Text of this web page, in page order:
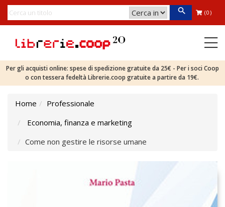
(0)
Per gli acquisti online: spese di spedizione gratuite da 25€ - Per i soci Coop
o con tessera fedeltà Librerie.coop gratuite a partire da 19€.
Home
Professionale
Economia, finanza e marketing
Come non gestire le risorse umane